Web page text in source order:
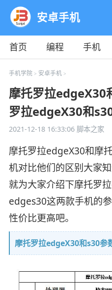
安卓手机
首页 编程 手机
教程
平面
手机学院> 安卓手机>
摩托罗拉edgeX30
罗拉edgeX30和
2021-12-18 16:33:06脚本之家
摩托罗拉edgeX30和摩
机对比他们的区别大家
就为大家介绍下摩托罗
edges30这两款手机的
性价比更高吧。
摩托罗拉edgeX30和s30参